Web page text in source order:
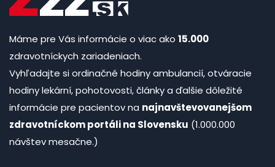
Máme pre Vás informácie o viac ako 15.000
zdravotníckych zariadeniach.
Vyhľadajte si ordinačné hodiny ambulancií, otváracie
hodiny lekární, pohotovosti, články a ďalšie dôležité
informácie pre pacientov na najnavštevovanejšom
zdravotníckom portáli na Slovensku (1.000.000
návštev mesačne.)